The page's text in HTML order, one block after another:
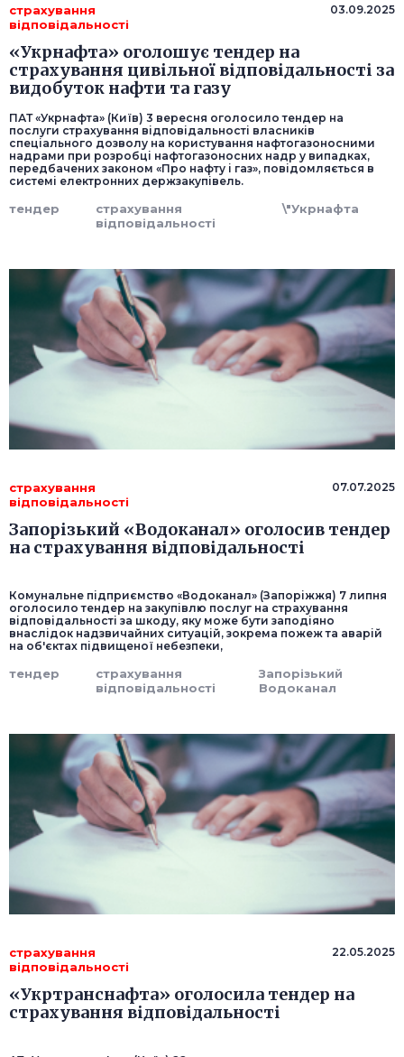
страхування
відповідальності
03.09.2025
«Укрнафта» оголошує тендер на
страхування цивільної відповідальності за
видобуток нафти та газу
ПАТ «Укрнафта» (Київ) 3 вересня оголосило тендер на
послуги страхування відповідальності власників
спеціального дозволу на користування нафтогазоносними
надрами при розробці нафтогазоносних надр у випадках,
передбачених законом «Про нафту і газ», повідомляється в
системі електронних держзакупівель.
тендер
страхування
відповідальності
\"Укрнафта
страхування
відповідальності
07.07.2025
Запорізький «Водоканал» оголосив тендер
на страхування відповідальності
Комунальне підприємство «Водоканал» (Запоріжжя) 7 липня
оголосило тендер на закупівлю послуг на страхування
відповідальності за шкоду, яку може бути заподіяно
внаслідок надзвичайних ситуацій, зокрема пожеж та аварій
на об'єктах підвищеної небезпеки,
тендер
страхування
відповідальності
Запорізький
Водоканал
страхування
відповідальності
22.05.2025
«Укртранснафта» оголосила тендер на
страхування відповідальності